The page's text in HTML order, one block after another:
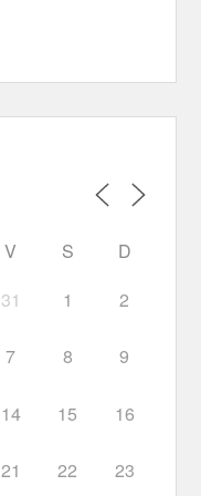
V S
D
31 1 2
7 8 9
14 15 16
21 22 23